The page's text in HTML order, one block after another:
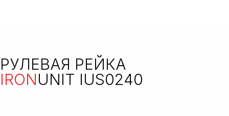
РУЛЕВАЯ РЕЙКА
IRONUNIT IUS0240